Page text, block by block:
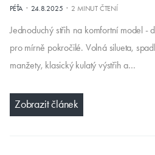
PÉŤA· 24.8.2025 · 2 MINUT ČTENÍ
Jednoduchý střih na komfortní model -
pro mírně pokročilé. Volná silueta,
manžety, klasický kulatý výstřih a…
Zobrazit článek